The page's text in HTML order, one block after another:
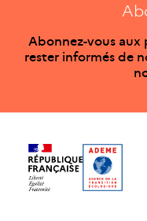
Abonnez-vous aux
rester informés de